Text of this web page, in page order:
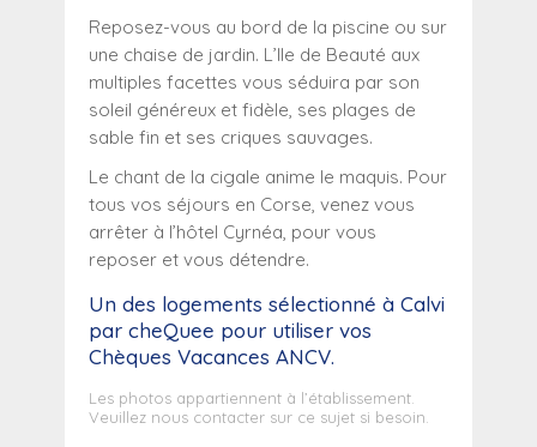
Reposez-vous au bord de la piscine ou sur
une chaise de jardin. L’Ile de Beauté aux
multiples facettes vous séduira par son
soleil généreux et fidèle, ses plages de
sable fin et ses criques sauvages.
Le chant de la cigale anime le maquis. Pour
tous vos séjours en Corse, venez vous
arrêter à l’hôtel Cyrnéa, pour vous
reposer et vous détendre.
Un des logements sélectionné à Calvi
par cheQuee pour utiliser vos
Chèques Vacances ANCV.
Les photos appartiennent à l’établissement.
Veuillez nous contacter sur ce sujet si besoin.